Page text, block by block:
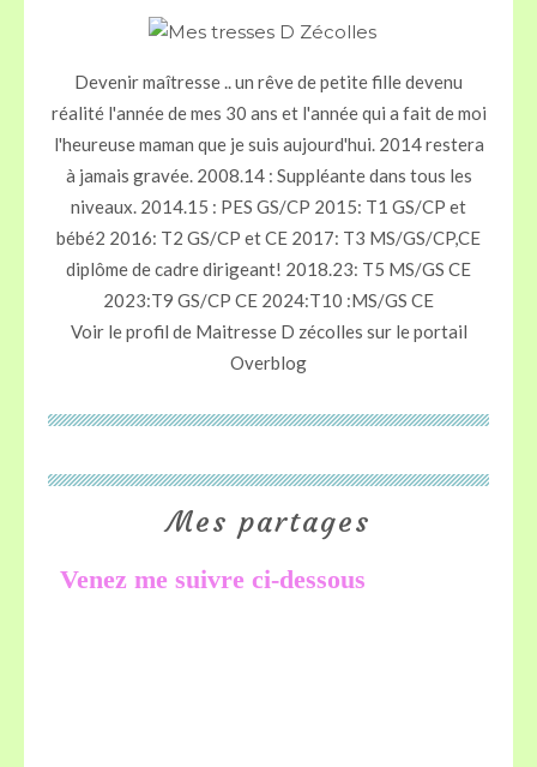
Devenir maîtresse .. un rêve de petite fille devenu
réalité l'année de mes 30 ans et l'année qui a fait de moi
l'heureuse maman que je suis aujourd'hui. 2014 restera
à jamais gravée. 2008.14 : Suppléante dans tous les
niveaux. 2014.15 : PES GS/CP 2015: T1 GS/CP et
bébé2 2016: T2 GS/CP et CE 2017: T3 MS/GS/CP,CE
diplôme de cadre dirigeant! 2018.23: T5 MS/GS CE
2023:T9 GS/CP CE 2024:T10 :MS/GS CE
Voir le profil de Maitresse D zécolles sur le portail
Overblog
Mes partages
Venez me suivre ci-dessous